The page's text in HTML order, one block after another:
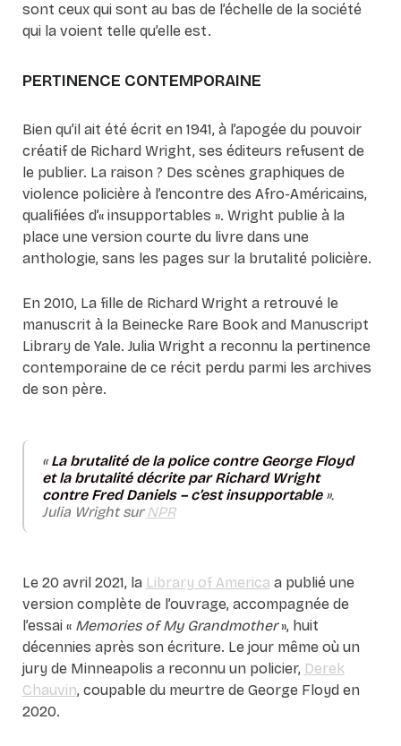
sont ceux qui sont au bas de l’échelle de la société
qui la voient telle qu’elle est.
PERTINENCE CONTEMPORAINE
Bien qu’il ait été écrit en 1941, à l’apogée du pouvoir
créatif de Richard Wright, ses éditeurs refusent de
le publier. La raison ? Des scènes graphiques de
violence policière à l’encontre des Afro-Américains,
qualifiées d’« insupportables ». Wright publie à la
place une version courte du livre dans une
anthologie, sans les pages sur la brutalité policière.
En 2010, La fille de Richard Wright a retrouvé le
manuscrit à la Beinecke Rare Book and Manuscript
Library de Yale. Julia Wright a reconnu la pertinence
contemporaine de ce récit perdu parmi les archives
de son père.
« La brutalité de la police contre George Floyd
et la brutalité décrite par Richard Wright
contre Fred Daniels – c’est insupportable ».
Julia Wright surNPR
Le 20 avril 2021, la Library of America a publié une
version complète de l’ouvrage, accompagnée de
l’essai « Memories of My Grandmother», huit
décennies après son écriture. Le jour même où un
jury de Minneapolis a reconnu un policier, Derek
Chauvin, coupable du meurtre de George Floyd en
2020.